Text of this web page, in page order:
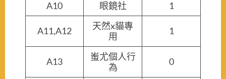
A10
眼鏡社 1
A11,A12
天然x貓專
用
1
A13
蚩尤個人行
為
0